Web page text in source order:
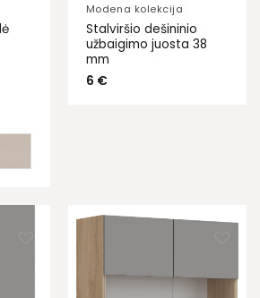
Modena kolekcija
Stalviršio dešininio
užbaigimo juosta 38
mm
6 €